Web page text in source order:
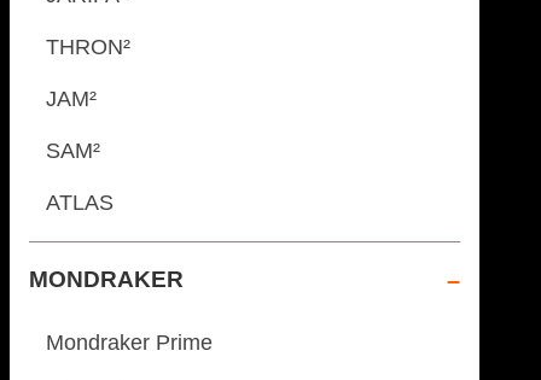
THRON²
JAM²
SAM²
ATLAS
MONDRAKER
Mondraker Prime